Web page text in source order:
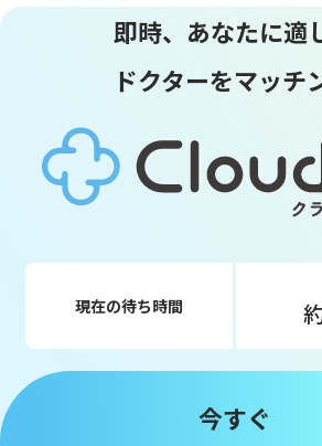
即時、あなたに適
ドクターをマッチ
現在の待ち時間
今すぐ